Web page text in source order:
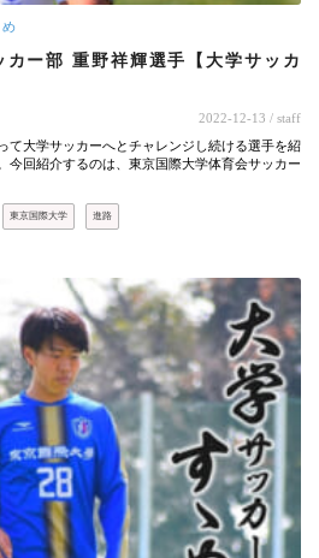
ー部 重野祥輝選手【大学サッカ
2022-12-13 / staff
て大学サッカーへとチャレンジし続ける選手を紹
今回紹介するのは、東京国際大学体育会サッカー
東京国際大学 進路